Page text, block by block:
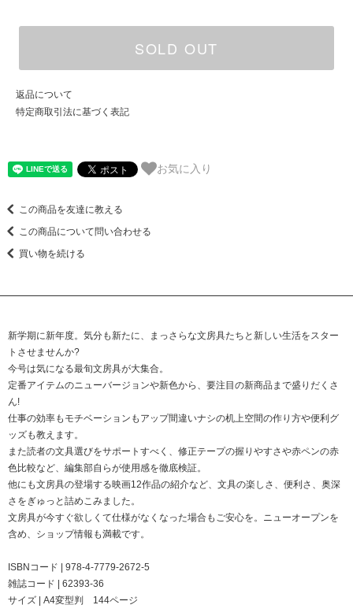
SOLD OUT
返品について
特定商取引法に基づく表記
お気に入り
この商品を友達に教える
この商品について問い合わせる
買い物を続ける
新学期に新年度。気分も新たに、まっさらな文房具たちと新しい生活をスター
トさせませんか?
今号は気になる最旬文房具が大集合。
定番アイテムのニューバージョンや新色から、要注目の新商品まで盛りだくさ
ん!
仕事の効率もモチベーションもアップ間違いナシの机上空間の作り方や便利グ
ッズも教えます。
また読者の文具選びをサポートすべく、修正テープの握りやすさや赤ペンの赤
色比較など、編集部自らが使用感を徹底検証。
他にも文房具の登場する映画12作品の紹介など、文具の楽しさ、便利さ、奥深
さをぎゅっと詰めこみました。
文房具が今すぐ欲しくて仕様がなくなった場合もご安心を。ニューオープンを
含め、ショップ情報も満載です。
ISBNコード | 978-4-7779-2672-5
雑誌コード | 62393-36
サイズ | A4変型判 144ページ